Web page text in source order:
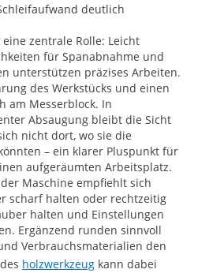
deutlich
zentrale Rolle: Leicht
für Spanabnahme und
unterstützen präzises Arbeiten.
des Werkstücks und einen
am Messerblock. In
Absaugung bleibt die Sicht
nicht dort, wo sie die
– ein klarer Pluspunkt für
aufgeräumten Arbeitsplatz.
Maschine empfiehlt sich
scharf halten oder rechtzeitig
halten und Einstellungen
Ergänzend runden sinnvoll
Verbrauchsmaterialien den
holzwerkzeug kann dabei